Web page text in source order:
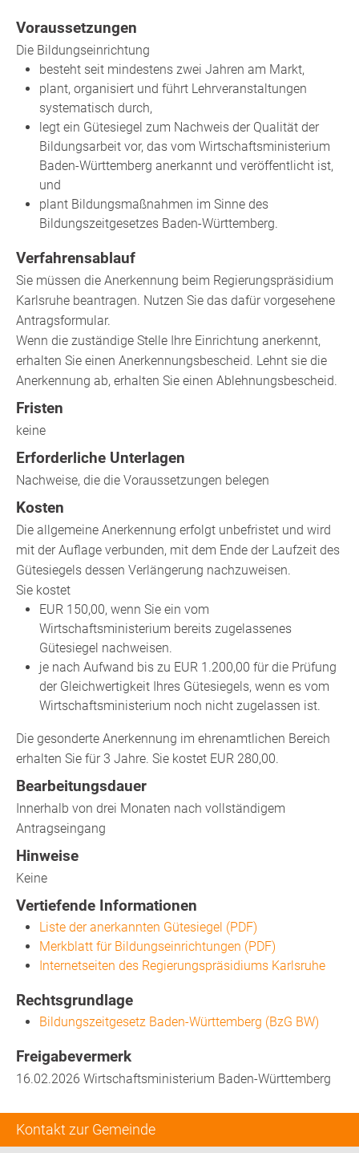
Kontakt zur Gemeinde
Voraussetzungen
Die Bildungseinrichtung
besteht seit mindestens zwei Jahren am Markt,
plant, organisiert und führt Lehrveranstaltungen
systematisch durch,
legt ein Gütesiegel zum Nachweis der Qualität der
Bildungsarbeit vor, das vom Wirtschaftsministerium
Baden-Württemberg anerkannt und veröffentlicht ist,
und
plant Bildungsmaßnahmen im Sinne des
Bildungszeitgesetzes Baden-Württemberg.
Verfahrensablauf
Sie müssen die Anerkennung beim Regierungspräsidium
Karlsruhe beantragen. Nutzen Sie das dafür vorgesehene
Antragsformular.
Wenn die zuständige Stelle Ihre Einrichtung anerkennt,
erhalten Sie einen Anerkennungsbescheid. Lehnt sie die
Anerkennung ab, erhalten Sie einen Ablehnungsbescheid.
Fristen
keine
Erforderliche Unterlagen
Nachweise, die die Voraussetzungen belegen
Kosten
Die allgemeine Anerkennung erfolgt unbefristet und wird
mit der Auflage verbunden, mit dem Ende der Laufzeit des
Gütesiegels dessen Verlängerung nachzuweisen.
Sie kostet
EUR 150,00, wenn Sie ein vom
Wirtschaftsministerium bereits zugelassenes
Gütesiegel nachweisen.
je nach Aufwand bis zu EUR 1.200,00 für die Prüfung
der Gleichwertigkeit Ihres Gütesiegels, wenn es vom
Wirtschaftsministerium noch nicht zugelassen ist.
Die gesonderte Anerkennung im ehrenamtlichen Bereich
erhalten Sie für 3 Jahre. Sie kostet EUR 280,00.
Bearbeitungsdauer
Innerhalb von drei Monaten nach vollständigem
Antragseingang
Hinweise
Keine
Vertiefende Informationen
Liste der anerkannten Gütesiegel (PDF)
Merkblatt für Bildungseinrichtungen (PDF)
Internetseiten des Regierungspräsidiums Karlsruhe
Rechtsgrundlage
Bildungszeitgesetz Baden-Württemberg (BzG BW)
Freigabevermerk
16.02.2026 Wirtschaftsministerium Baden-Württemberg